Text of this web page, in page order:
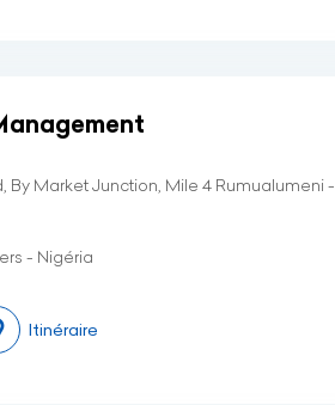
By Market Junction, Mile 4 Rumualumeni -
- Nigéria
Itinéraire